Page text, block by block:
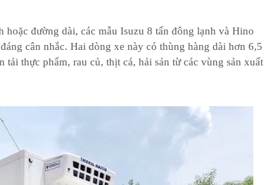
hoặc đường dài, các mẫu Isuzu 8 tấn đông lạnh và Hino
cân nhắc. Hai dòng xe này có thùng hàng dài hơn 6,5
tải thực phẩm, rau củ, thịt cá, hải sản từ các vùng sản xuất